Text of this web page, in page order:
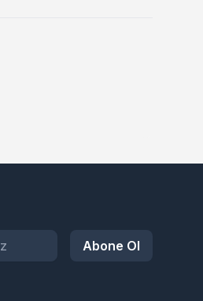
Abone Ol